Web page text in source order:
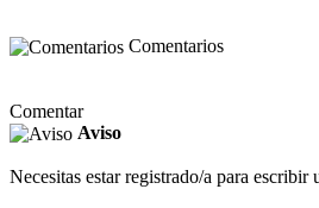
Comentarios
Comentar
Aviso
Necesitas estar registrado/a para escribir